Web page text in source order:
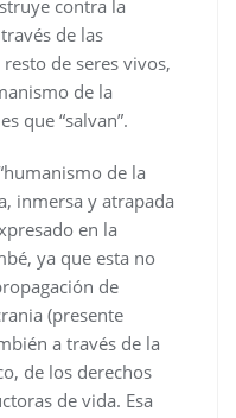
contra la
de las
de seres vivos,
de la
que “salvan”.
de la
inmersa y atrapada
en la
ya que esta no
de
(presente
a través de la
de los derechos
de vida. Esa